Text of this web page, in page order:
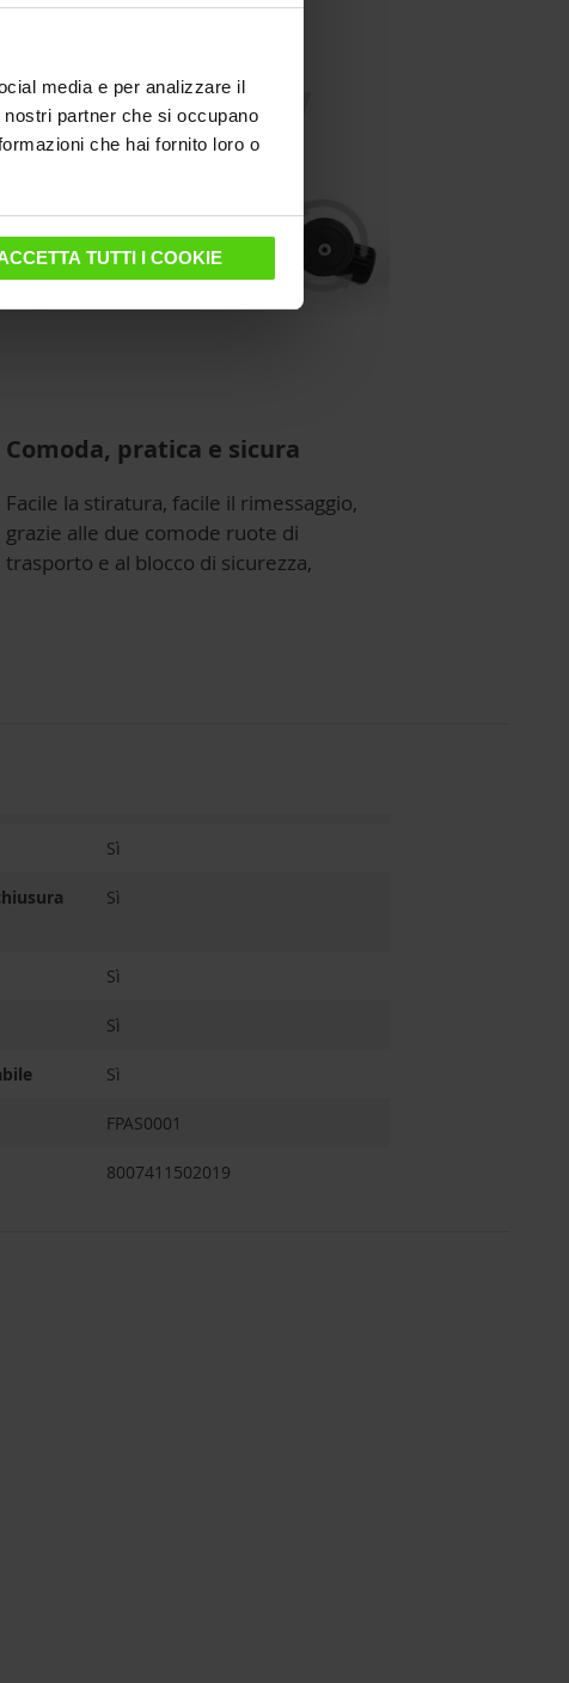
media e per analizzare il
partner che si occupano
che hai fornito loro o
TUTTI I COOKIE
Comoda, pratica e sicura
Facile la stiratura, facile il rimessaggio,
grazie alle due comode ruote di
trasporto e al blocco di sicurezza,
Sì
Sì
Sì
Sì
Sì
FPAS0001
8007411502019